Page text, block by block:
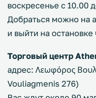
воскресенье с 10.00
Добраться можно на
и выйти на
Торговый центр
адрес: Λεωφόρος
Vouliagmenis 276)